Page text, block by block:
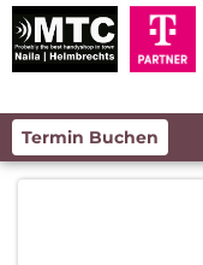
Termin Buchen